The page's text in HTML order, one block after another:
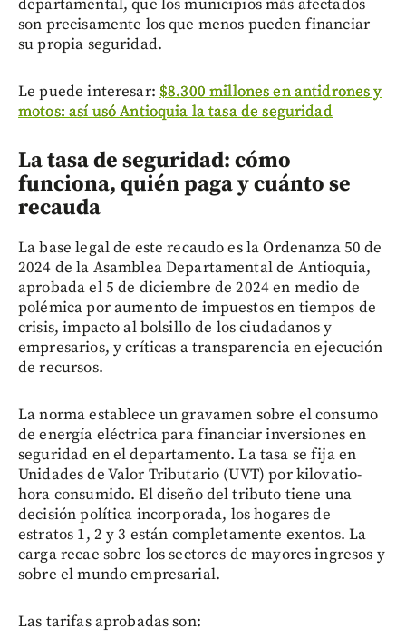
departamental, que los municipios más afectados
son precisamente los que menos pueden financiar
su propia seguridad.
Le puede interesar: $8.300 millones en antidrones y
motos: así usó Antioquia la tasa de seguridad
La tasa de seguridad: cómo
funciona, quién paga y cuánto se
recauda
La base legal de este recaudo es la Ordenanza 50 de
2024 de la Asamblea Departamental de Antioquia,
aprobada el 5 de diciembre de 2024 en medio de
polémica por aumento de impuestos en tiempos de
crisis, impacto al bolsillo de los ciudadanos y
empresarios, y críticas a transparencia en ejecución
de recursos.
La norma establece un gravamen sobre el consumo
de energía eléctrica para financiar inversiones en
seguridad en el departamento. La tasa se fija en
Unidades de Valor Tributario (UVT) por kilovatio-
hora consumido. El diseño del tributo tiene una
decisión política incorporada, los hogares de
estratos 1, 2 y 3 están completamente exentos. La
carga recae sobre los sectores de mayores ingresos y
sobre el mundo empresarial.
Las tarifas aprobadas son: